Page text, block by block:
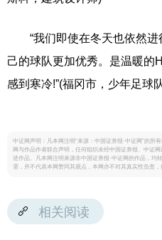
“我们即使在冬天也依然进
己的球队更加优秀。是温暖的
感到寒冷!”(福冈市，少年足球
中证网声明：凡本网注明“来源：中国证券报·中证网”的所
网与作品作者联合声明，任何组织未经中国证券报、中证
述作品。凡本网注明来源非中国证券报·中证网的作品，均
需，并不代表本网赞同其观点，本网亦不对其真实性负责
相关阅读